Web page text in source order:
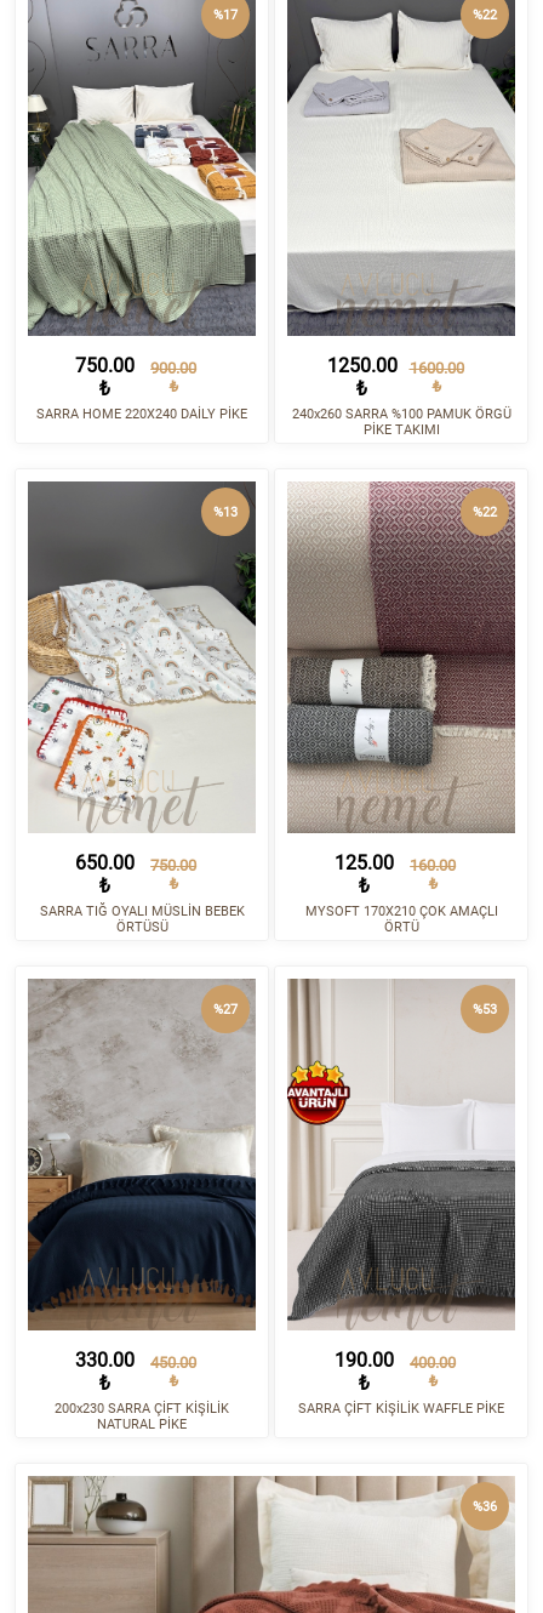
750.00
₺
900.00
₺
SARRA HOME 220X240 DAİLY PİKE
%17
1250.00
₺
1600.00
₺
240x260 SARRA %100 PAMUK ÖRGÜ
PİKE TAKIMI
%22
650.00
₺
750.00
₺
SARRA TIĞ OYALI MÜSLİN BEBEK
ÖRTÜSÜ
%13
125.00
₺
160.00
₺
MYSOFT 170X210 ÇOK AMAÇLI
ÖRTÜ
%22
330.00
₺
450.00
₺
200x230 SARRA ÇİFT KİŞİLİK
NATURAL PİKE
%27
190.00
₺
400.00
₺
SARRA ÇİFT KİŞİLİK WAFFLE PİKE
%53
%36